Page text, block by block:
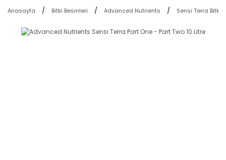
Anasayfa Bitki Besinleri Advanced Nutrients Sensi Terra Bitki